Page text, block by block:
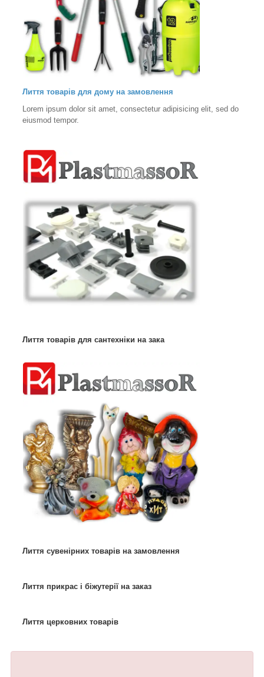
Лиття товарів для дому на замовлення
Lorem ipsum dolor sit amet, consectetur adipisicing elit, sed do
eiusmod tempor.
Лиття товарів для сантехніки на зака
Лиття сувенірних товарів на замовлення
Лиття прикрас і біжутерії на заказ
Лиття церковних товарів